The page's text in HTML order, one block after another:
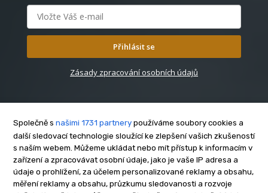
Přihlásit se
Zásady zpracování osobních údajů
O nás
Kontakt
Reklama
Společně s našimi 1731 partnery používáme soubory cookies a
další sledovací technologie sloužící ke zlepšení vašich zkušeností
s naším webem. Můžeme ukládat nebo mít přístup k informacím v
zařízení a zpracovávat osobní údaje, jako je vaše IP adresa a
údaje o prohlížení, za účelem personalizované reklamy a obsahu,
měření reklamy a obsahu, průzkumu sledovanosti a rozvoje